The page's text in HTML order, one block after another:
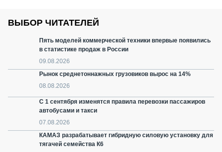
ВЫБОР ЧИТАТЕЛЕЙ
Пять моделей коммерческой техники впервые появились
в статистике продаж в России
09.08.2026
Рынок среднетоннажных грузовиков вырос на 14%
08.08.2026
С 1 сентября изменятся правила перевозки пассажиров
автобусами и такси
07.08.2026
КАМАЗ разрабатывает гибридную силовую установку для
тягачей семейства К6